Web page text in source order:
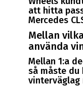
att hitta
Mercedes
Mellan
använda
Mellan 1:a
så måste du
vinterväglag